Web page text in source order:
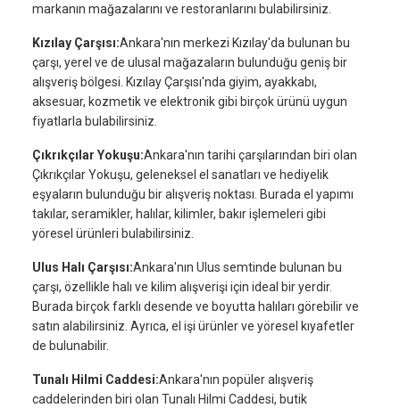
markanın mağazalarını ve restoranlarını bulabilirsiniz.
Kızılay Çarşısı:Ankara'nın merkezi Kızılay'da bulunan bu
çarşı, yerel ve de ulusal mağazaların bulunduğu geniş bir
alışveriş bölgesi. Kızılay Çarşısı'nda giyim, ayakkabı,
aksesuar, kozmetik ve elektronik gibi birçok ürünü uygun
fiyatlarla bulabilirsiniz.
Çıkrıkçılar Yokuşu:Ankara'nın tarihi çarşılarından biri olan
Çıkrıkçılar Yokuşu, geleneksel el sanatları ve hediyelik
eşyaların bulunduğu bir alışveriş noktası. Burada el yapımı
takılar, seramikler, halılar, kilimler, bakır işlemeleri gibi
yöresel ürünleri bulabilirsiniz.
Ulus Halı Çarşısı:Ankara'nın Ulus semtinde bulunan bu
çarşı, özellikle halı ve kilim alışverişi için ideal bir yerdir.
Burada birçok farklı desende ve boyutta halıları görebilir ve
satın alabilirsiniz. Ayrıca, el işi ürünler ve yöresel kıyafetler
de bulunabilir.
Tunalı Hilmi Caddesi:Ankara'nın popüler alışveriş
caddelerinden biri olan Tunalı Hilmi Caddesi, butik